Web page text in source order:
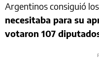
Argentinos consiguió los
necesitaba para su
votaron 107